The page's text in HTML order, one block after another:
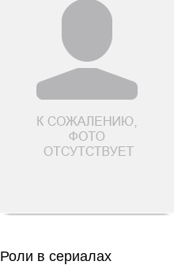
Роли в сериалах